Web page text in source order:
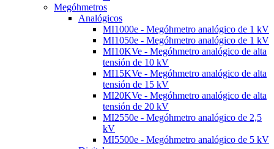
Megóhmetros
Analógicos
MI1000e - Megóhmetro analógico de 1 kV
MI1050e - Megóhmetro analógico de 1 kV
MI10KVe - Megóhmetro analógico de alta
tensión de 10 kV
MI15KVe - Megóhmetro analógico de alta
tensión de 15 kV
MI20KVe - Megóhmetro analógico de alta
tensión de 20 kV
MI2550e - Megóhmetro analógico de 2,5
kV
MI5500e - Megóhmetro analógico de 5 kV